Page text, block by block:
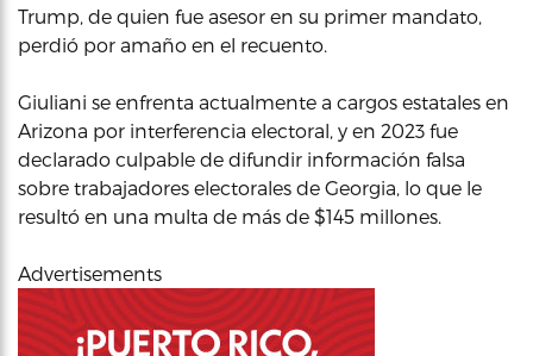
Trump, de quien fue asesor en su primer mandato,
perdió por amaño en el recuento.
Giuliani se enfrenta actualmente a cargos estatales en
Arizona por interferencia electoral, y en 2023 fue
declarado culpable de difundir información falsa
sobre trabajadores electorales de Georgia, lo que le
resultó en una multa de más de $145 millones.
Advertisements